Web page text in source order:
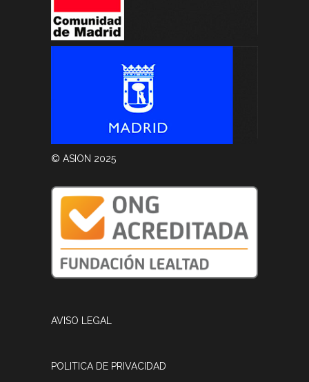
© ASION 2025
AVISO LEGAL
POLITICA DE PRIVACIDAD